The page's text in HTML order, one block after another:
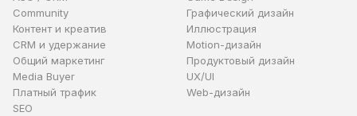
Community
Контент и креатив
CRM и удержание
Общий маркетинг
Media Buyer
Платный трафик
SEO
Графический дизайн
Иллюстрация
Motion-дизайн
Продуктовый дизайн
UX/UI
Web-дизайн